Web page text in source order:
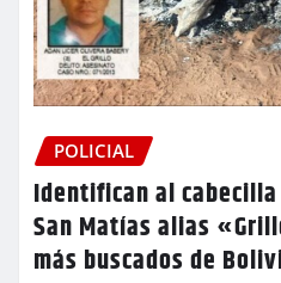
POLICIAL
Identifican al
San Matías alias
más buscados de